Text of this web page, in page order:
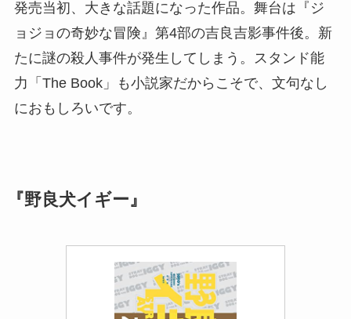
発売当初、大きな話題になった作品。舞台は『ジ
ョジョの奇妙な冒険』第4部の吉良吉影事件後。新
たに謎の殺人事件が発生してしまう。スタンド能
力「The Book」も小説家だからこそで、文句なし
におもしろいです。
『野良犬イギー』